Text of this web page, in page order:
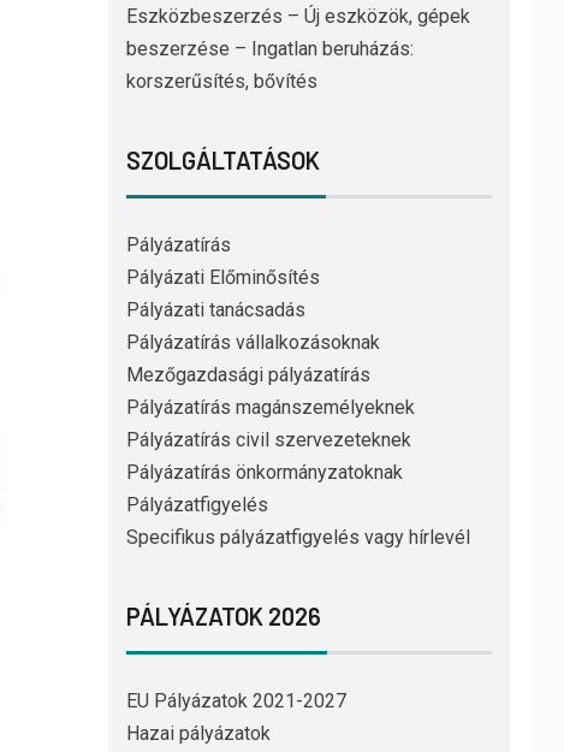
Eszközbeszerzés – Új eszközök, gépek
beszerzése – Ingatlan beruházás:
korszerűsítés, bővítés
SZOLGÁLTATÁSOK
Pályázatírás
Pályázati Előminősítés
Pályázati tanácsadás
Pályázatírás vállalkozásoknak
Mezőgazdasági pályázatírás
Pályázatírás magánszemélyeknek
Pályázatírás civil szervezeteknek
Pályázatírás önkormányzatoknak
Pályázatfigyelés
Specifikus pályázatfigyelés vagy hírlevél
PÁLYÁZATOK 2026
EU Pályázatok 2021-2027
Hazai pályázatok